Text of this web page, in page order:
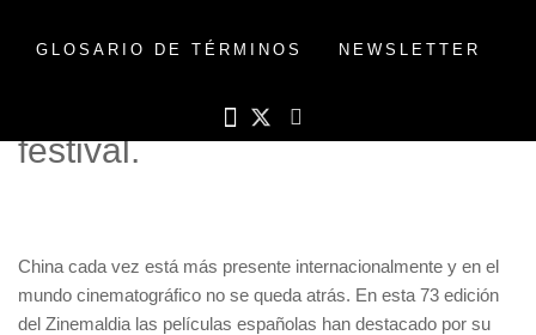
GLOSARIO DE TÉRMINOS NEWSLETTER
de San Sebastián para dar
que se han podido ver en el
festival.
China cada vez está más presente internacionalmente y en el
mundo cinematográfico no se queda atrás. En esta 73 edición
del Zinemaldia las películas españolas han destacado por su